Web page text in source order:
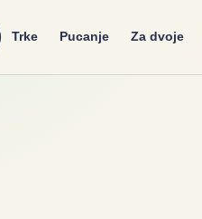
Trke Pucanje Za dvoje